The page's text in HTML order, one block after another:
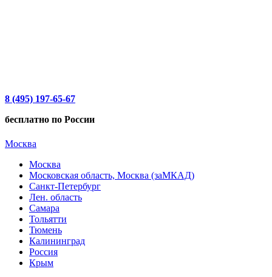
8 (495) 197-65-67
бесплатно по России
Москва
Москва
Московская область, Москва (заМКАД)
Санкт-Петербург
Лен. область
Самара
Тольятти
Тюмень
Калининград
Россия
Крым